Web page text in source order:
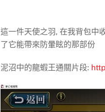
這一件天使之羽, 在我背包中
了它能帶來防暈眩的那部份
泥沼中的龍蝦王通關片段: